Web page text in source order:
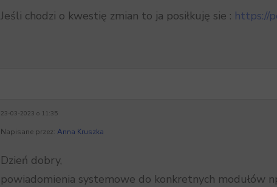
Jeśli chodzi o kwestię zmian to ja posiłkuję sie : https://
23-03-2023 o 11:35
Napisane przez: Anna Kruszka
Dzień dobry,
powiadomienia systemowe do konkretnych modułów